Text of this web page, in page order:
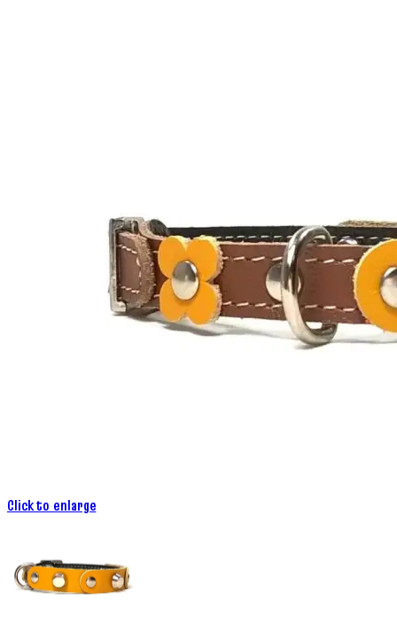
Click to enlarge